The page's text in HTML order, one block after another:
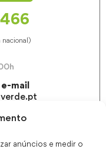
anúncios e medir o
nacional)
mail